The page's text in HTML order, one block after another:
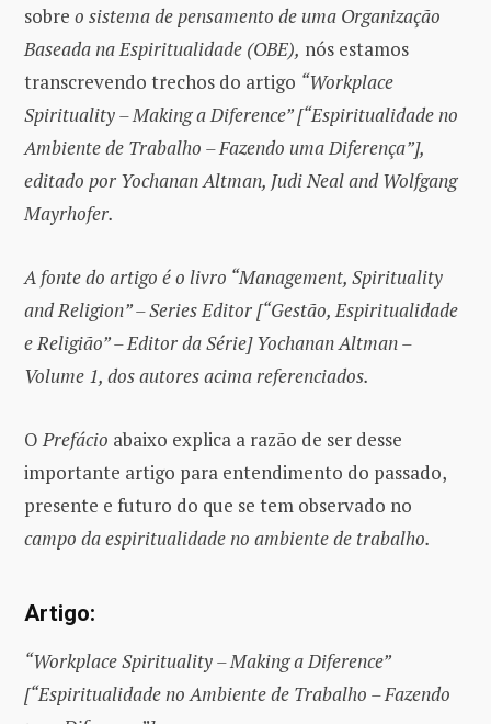
sobre o sistema de pensamento de uma Organização
Baseada na Espiritualidade (OBE), nós estamos
transcrevendo trechos do artigo “Workplace
Spirituality – Making a Diference” [“Espiritualidade no
Ambiente de Trabalho – Fazendo uma Diferença”],
editado por Yochanan Altman, Judi Neal and Wolfgang
Mayrhofer.
A fonte do artigo é o livro “Management, Spirituality
and Religion” – Series Editor [“Gestão, Espiritualidade
e Religião” – Editor da Série] Yochanan Altman –
Volume 1, dos autores acima referenciados.
OPrefácio abaixo explica a razão de ser desse
importante artigo para entendimento do passado,
presente e futuro do que se tem observado no
campo da espiritualidade no ambiente de trabalho.
Artigo:
“Workplace Spirituality – Making a Diference”
[“Espiritualidade no Ambiente de Trabalho – Fazendo